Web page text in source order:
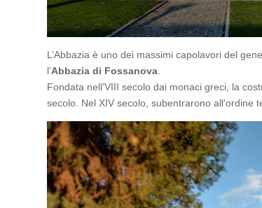
L’Abbazia è uno dei massimi capolavori del
l’Abbazia di Fossanova
Fondata nell’VIII secolo dai monaci greci, la
secolo. Nel XIV secolo, subentrarono all’ordine